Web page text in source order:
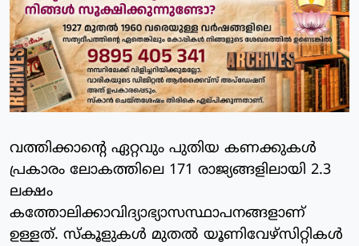
വത്തിക്കാന്റെ ഏറ്റവും പുതിയ കണക്കുകള്‍
പ്രകാരം ലോകത്തിലെ 171 രാജ്യങ്ങളിലായി 2.3
ലക്ഷം
കത്തോലിക്കാവിദ്യാഭ്യാസസ്ഥാപനങ്ങളാണ്
ഉള്ളത്. സ്‌കൂളുകള്‍ മുതല്‍ യൂണിവേഴ്‌സിറ്റികള്‍